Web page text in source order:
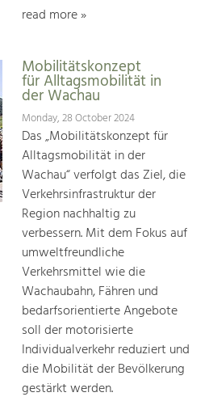
read more »
Mobilitätskonzept
für Alltagsmobilität in
der Wachau
Monday, 28 October 2024
Das „Mobilitätskonzept für
Alltagsmobilität in der
Wachau“ verfolgt das Ziel, die
Verkehrsinfrastruktur der
Region nachhaltig zu
verbessern. Mit dem Fokus auf
umweltfreundliche
Verkehrsmittel wie die
Wachaubahn, Fähren und
bedarfsorientierte Angebote
soll der motorisierte
Individualverkehr reduziert und
die Mobilität der Bevölkerung
gestärkt werden.